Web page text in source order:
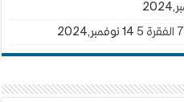
14 نوفمبر,2024